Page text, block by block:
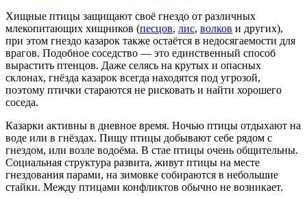
Хищные птицы защищают своё гнездо от различных
млекопитающих хищников (песцов, лис, волков и других),
при этом гнездо казарок также остаётся в недосягаемости для
врагов. Подобное соседство — это единственный способ
вырастить птенцов. Даже селясь на крутых и опасных
склонах, гнёзда казарок всегда находятся под угрозой,
поэтому птички стараются не рисковать и найти хорошего
соседа.
Казарки активны в дневное время. Ночью птицы отдыхают на
воде или в гнёздах. Пищу птицы добывают себе рядом с
гнездом, или возле водоёма. В стае птицы очень общительны.
Социальная структура развита, живут птицы на месте
гнездования парами, на зимовке собираются в небольшие
стайки. Между птицами конфликтов обычно не возникает.